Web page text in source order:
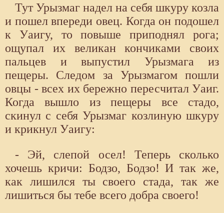
Тут Урызмаг надел на себя шкуру козла
и пошел впереди овец. Когда он подошел
к Уаигу, то повыше приподнял рога;
ощупал их великан кончиками своих
пальцев и выпустил Урызмага из
пещеры. Следом за Урызмагом пошли
овцы - всех их бережно пересчитал Уаиг.
Когда вышло из пещеры все стадо,
скинул с себя Урызмаг козлиную шкуру
и крикнул Уаигу:
- Эй, слепой осел! Теперь сколько
хочешь кричи: Бодзо, Бодзо! И так же,
как лишился ты своего стада, так же
лишиться бы тебе всего добра своего!